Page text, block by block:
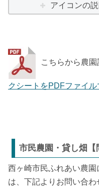
アイコンの
こちらから農
クシートをPDFファイ
市民農園・貸し畑【
西ヶ崎市民ふれあい農
は、下記よりお問い合わ